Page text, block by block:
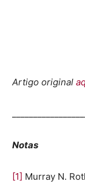
Artigo original
Notas
[1] Murray N.